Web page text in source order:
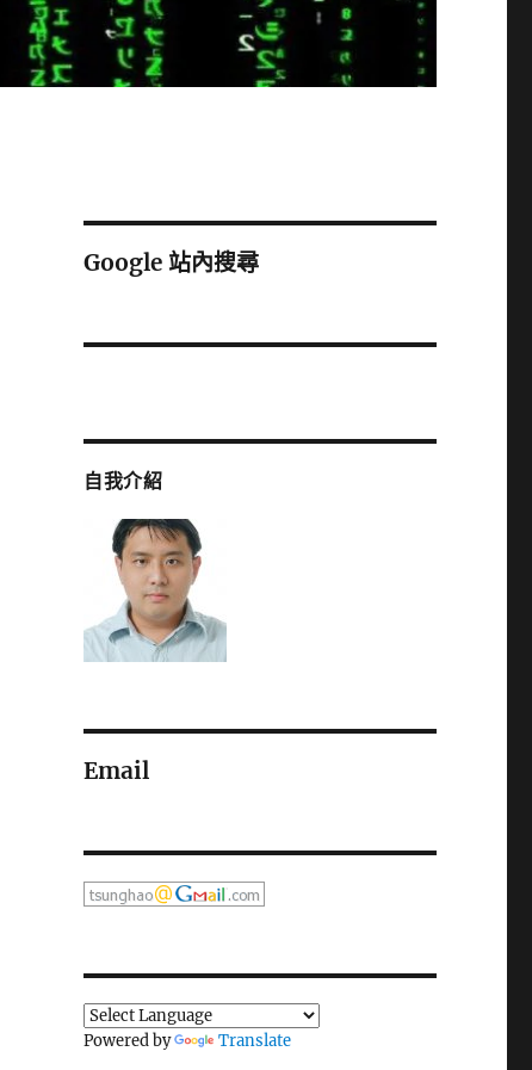
Google 站內搜尋
自我介紹
Email
Powered by Translate